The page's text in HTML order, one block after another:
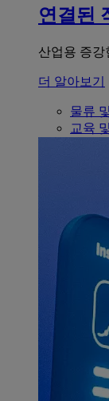
연결된
산업용 증강
더 알아보기
물류
교육